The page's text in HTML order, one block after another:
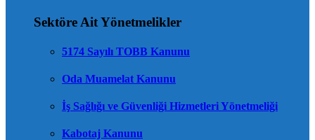
Sektöre Ait Yönetmelikler
5174 Sayılı TOBB Kanunu
Oda Muamelat Kanunu
İş Sağlığı ve Güvenliği Hizmetleri Yönetmeliği
Kabotaj Kanunu